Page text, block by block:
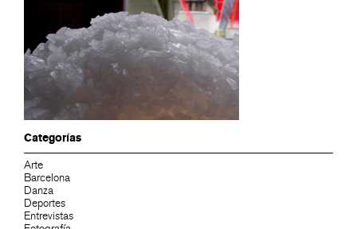
Categorías
Arte
Barcelona
Danza
Deportes
Entrevistas